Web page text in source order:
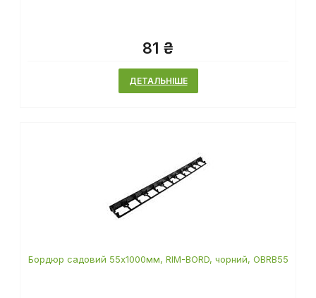
81 ₴
ДЕТАЛЬНІШЕ
Бордюр садовий 55х1000мм, RIM-BORD, чорний, OBRB55